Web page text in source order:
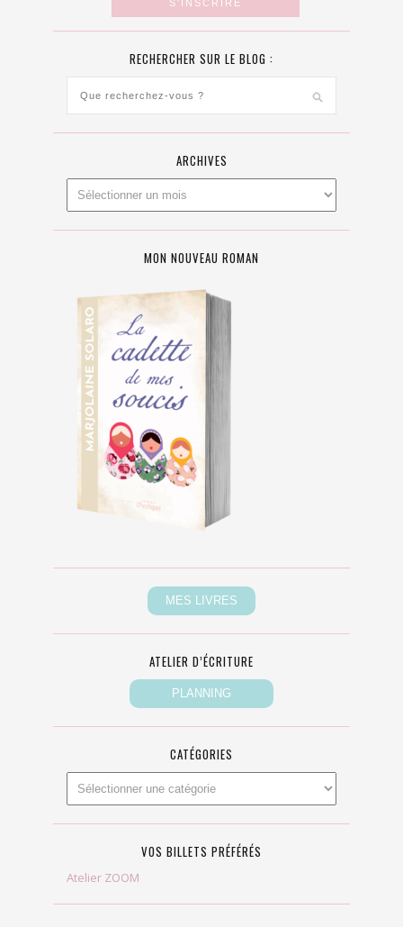
RECHERCHER SUR LE BLOG :
ARCHIVES
MON NOUVEAU ROMAN
ATELIER D’ÉCRITURE
CATÉGORIES
VOS BILLETS PRÉFÉRÉS
Atelier ZOOM